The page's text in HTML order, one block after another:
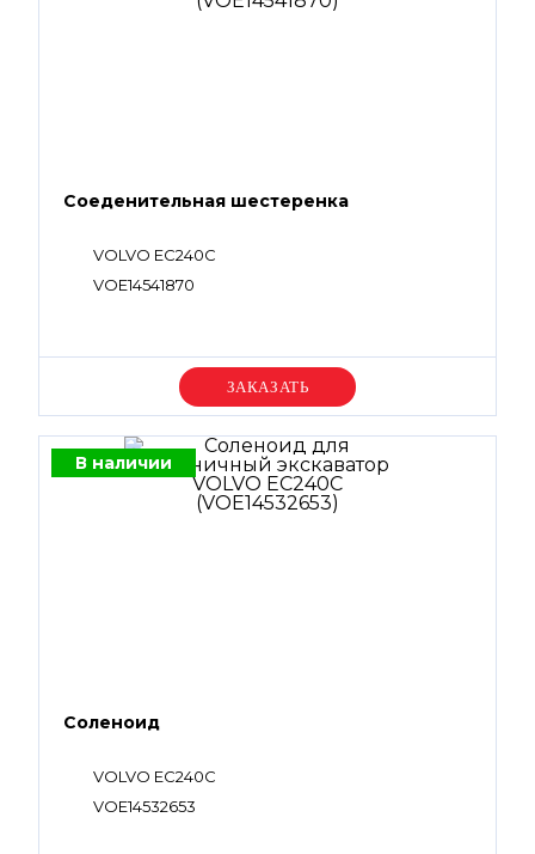
Соеденительная шестеренка
VOLVO EC240C
VOE14541870
Уточняйте цену
В наличии
Соленоид
VOLVO EC240C
VOE14532653